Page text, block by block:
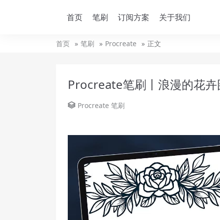
首页 笔刷 订阅方案 关于我们
首页 笔刷 Procreate 正文
Procreate笔刷丨浪漫的花卉
Procreate 笔刷